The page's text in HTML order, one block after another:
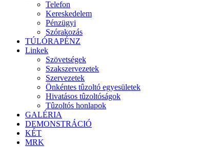
Telefon
Kereskedelem
Pénzügyi
Szórakozás
TÚLÓRAPÉNZ
Linkek
Szövetségek
Szakszervezetek
Szervezetek
Önkéntes tûzoltó egyesületek
Hivatásos tûzoltóságok
Tûzoltós honlapok
GALÉRIA
DEMONSTRÁCIÓ
KÉT
MRK